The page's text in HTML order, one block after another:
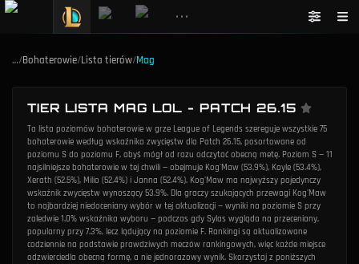
•••
…/Bohaterowie/Lista tierów/Mag
TIER LISTA MAG LOL - PATCH 26.15
Ta lista poziomów bohaterowie w grze League of Legends szereguje wszystkie 75
bohaterowie według wskaźnika zwycięstw dla Patch 26.15, posortowane od
poziomu S do poziomu F, abyś mógł od razu odczytać obecną metę. Poziom S — 11
najsilniejsze bohaterowie w tej chwili — obejmuje Kog'Maw (53.9%), Kayle (53.4%),
Xerath (52.5%), Milio (52.4%) i Janna (52.4%). Kog'Maw ma najwyższy pojedynczy
wskaźnik zwycięstw wynoszący 53.9%. Dla graczy szukających przewagi Kog'Maw
to najbardziej niedoceniany wybór w tej aktualizacji — wyniki na poziomie S przy
zaledwie 1.0% wskaźnika wyboru — podczas gdy Sylas wygląda na przeceniany,
popularny przy 7.3%, lecz lądujący na poziomie F. Rankingi są aktualizowane
codziennie na podstawie prawdziwych meczów rankingowych, więc każde miejsce
odzwierciedla obecną formę, a nie jednorazowy wynik. Skorzystaj z poniższych